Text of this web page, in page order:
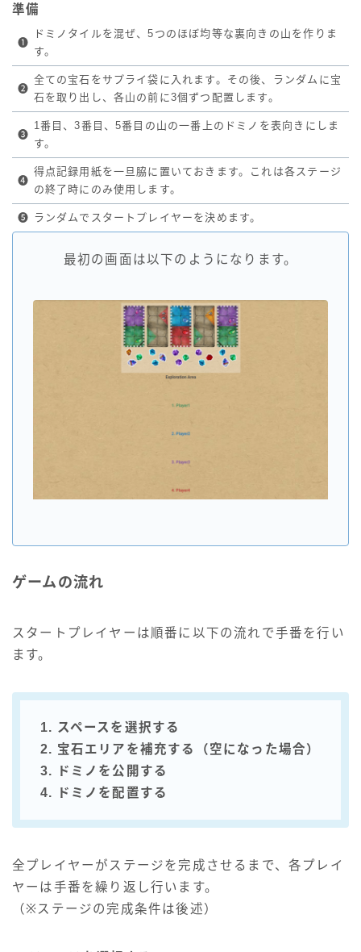
準備
❶
ドミノタイルを混ぜ、5つのほぼ均等な裏向きの山を作りま
す。
❷
全ての宝石をサプライ袋に入れます。その後、ランダムに宝
石を取り出し、各山の前に3個ずつ配置します。
❸
1番目、3番目、5番目の山の一番上のドミノを表向きにしま
す。
❹
得点記録用紙を一旦脇に置いておきます。これは各ステージ
の終了時にのみ使用します。
❺ ランダムでスタートプレイヤーを決めます。
最初の画面は以下のようになります。
ゲームの流れ
スタートプレイヤーは順番に以下の流れで手番を行い
ます。
1. スペースを選択する
2. 宝石エリアを補充する（空になった場合）
3. ドミノを公開する
4. ドミノを配置する
全プレイヤーがステージを完成させるまで、各プレイ
ヤーは手番を繰り返し行います。
（※ステージの完成条件は後述）